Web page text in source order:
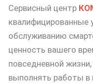
Сервисный центр
квалифицированные
обслуживанию
ценность вашего
повседневной
выполнять работы в